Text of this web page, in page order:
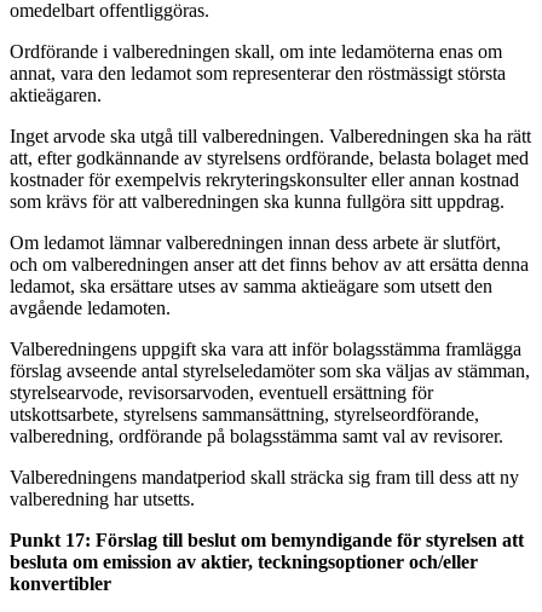
omedelbart offentliggöras.
Ordförande i valberedningen skall, om inte ledamöterna enas om
annat, vara den ledamot som representerar den röstmässigt största
aktieägaren.
Inget arvode ska utgå till valberedningen. Valberedningen ska ha rätt
att, efter godkännande av styrelsens ordförande, belasta bolaget med
kostnader för exempelvis rekryteringskonsulter eller annan kostnad
som krävs för att valberedningen ska kunna fullgöra sitt uppdrag.
Om ledamot lämnar valberedningen innan dess arbete är slutfört,
och om valberedningen anser att det finns behov av att ersätta denna
ledamot, ska ersättare utses av samma aktieägare som utsett den
avgående ledamoten.
Valberedningens uppgift ska vara att inför bolagsstämma framlägga
förslag avseende antal styrelseledamöter som ska väljas av stämman,
styrelsearvode, revisorsarvoden, eventuell ersättning för
utskottsarbete, styrelsens sammansättning, styrelseordförande,
valberedning, ordförande på bolagsstämma samt val av revisorer.
Valberedningens mandatperiod skall sträcka sig fram till dess att ny
valberedning har utsetts.
Punkt 17: Förslag till beslut om bemyndigande för styrelsen att
besluta om emission av aktier, teckningsoptioner och/eller
konvertibler